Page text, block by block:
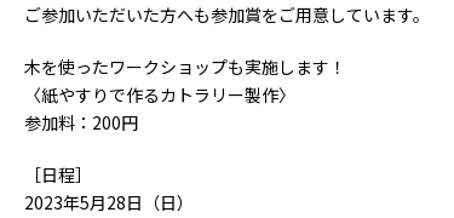
ご参加いただいた方へも参加賞をご用意しています。
木を使ったワークショップも実施します！
〈紙やすりで作るカトラリー製作〉
参加料：200円
［日程］
2023年5月28日（日）